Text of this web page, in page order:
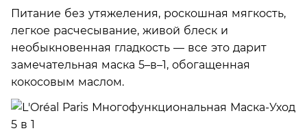
Питание без утяжеления, роскошная мягкость,
легкое расчесывание, живой блеск и
необыкновенная гладкость — все это дарит
замечательная маска 5–в–1, обогащенная
кокосовым маслом.